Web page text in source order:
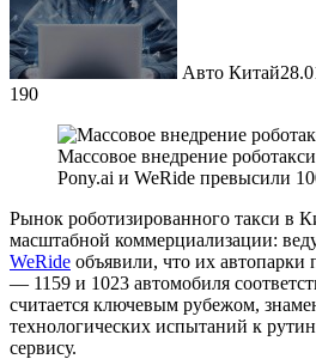
Авто Китай
190
Массовое внедрение
Pony.ai и WeRide превысили
Рынок роботизированного такси в
масштабной коммерциализации:
WeRide объявили, что их
— 1159 и 1023 автомобиля
считается ключевым рубежом,
технологических испытаний к
сервису.